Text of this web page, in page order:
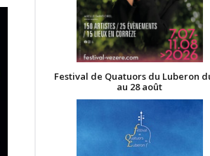
Festival de Quatuors du Luberon
au 28 août